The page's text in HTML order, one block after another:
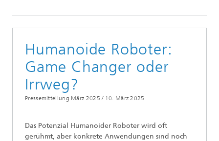
Humanoide Roboter:
Game Changer oder
Irrweg?
Pressemitteilung März 2025 / 10. März 2025
Das Potenzial Humanoider Roboter wird oft
gerühmt, aber konkrete Anwendungen sind noch